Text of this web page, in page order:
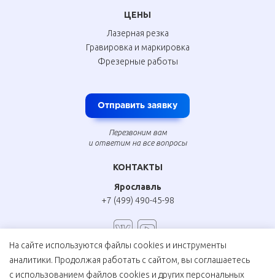
ЦЕНЫ
Лазерная резка
Гравировка и маркировка
Фрезерные работы
Отправить заявку
Перезвоним вам
и ответим на все вопросы
КОНТАКТЫ
Ярославль
+7 (499) 490-45-98
Соглашение на обработку персональных данных
На сайте используются файлы cookies и инструменты
аналитики. Продолжая работать с сайтом, вы соглашаетесь
с использованием файлов cookies и других персональных